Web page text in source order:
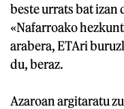
beste urrats bat izan
«Nafarroako
arabera, ETAri
du, beraz.
Azaroan argitaratu